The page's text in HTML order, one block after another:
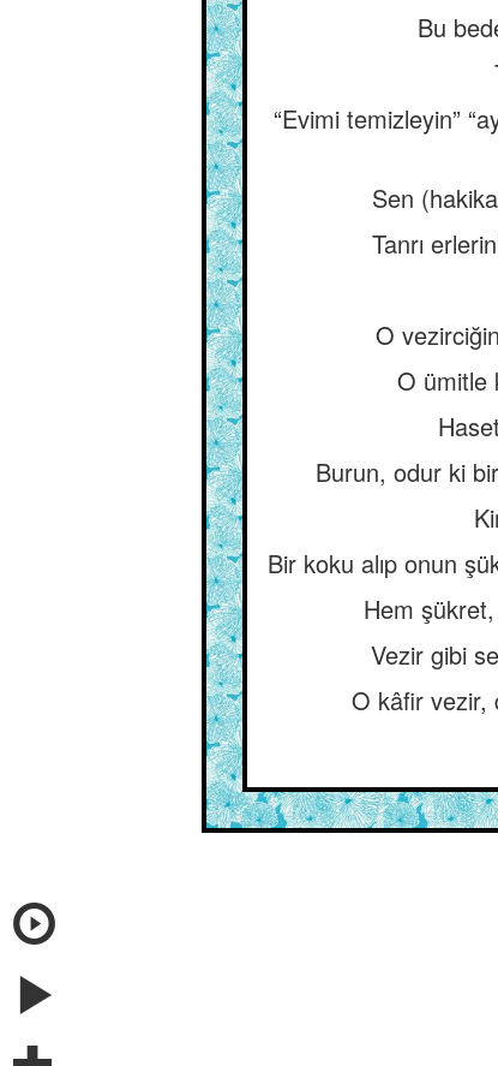
Bu
“Evimi temizleyin”
Sen
Tanrı
O
O ümitle
Burun, odur ki
Bir koku alıp onun
Hem
Vezir gibi
O kâfir vezir,